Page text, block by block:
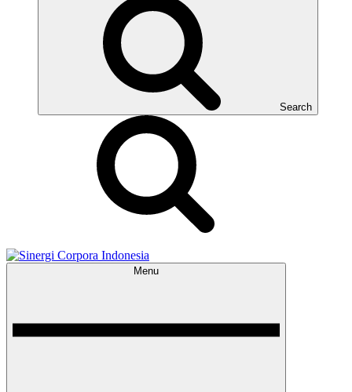
Search
Menu